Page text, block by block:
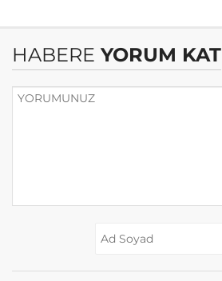
HABERE YORUM KAT